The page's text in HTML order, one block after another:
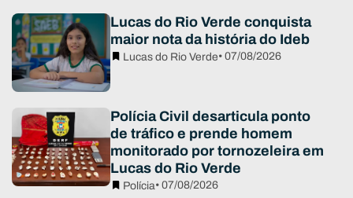
Lucas do Rio Verde conquista
maior nota da história do Ideb
Lucas do Rio Verde• 07/08/2026
Polícia Civil desarticula ponto
de tráfico e prende homem
monitorado por tornozeleira em
Lucas do Rio Verde
Polícia• 07/08/2026